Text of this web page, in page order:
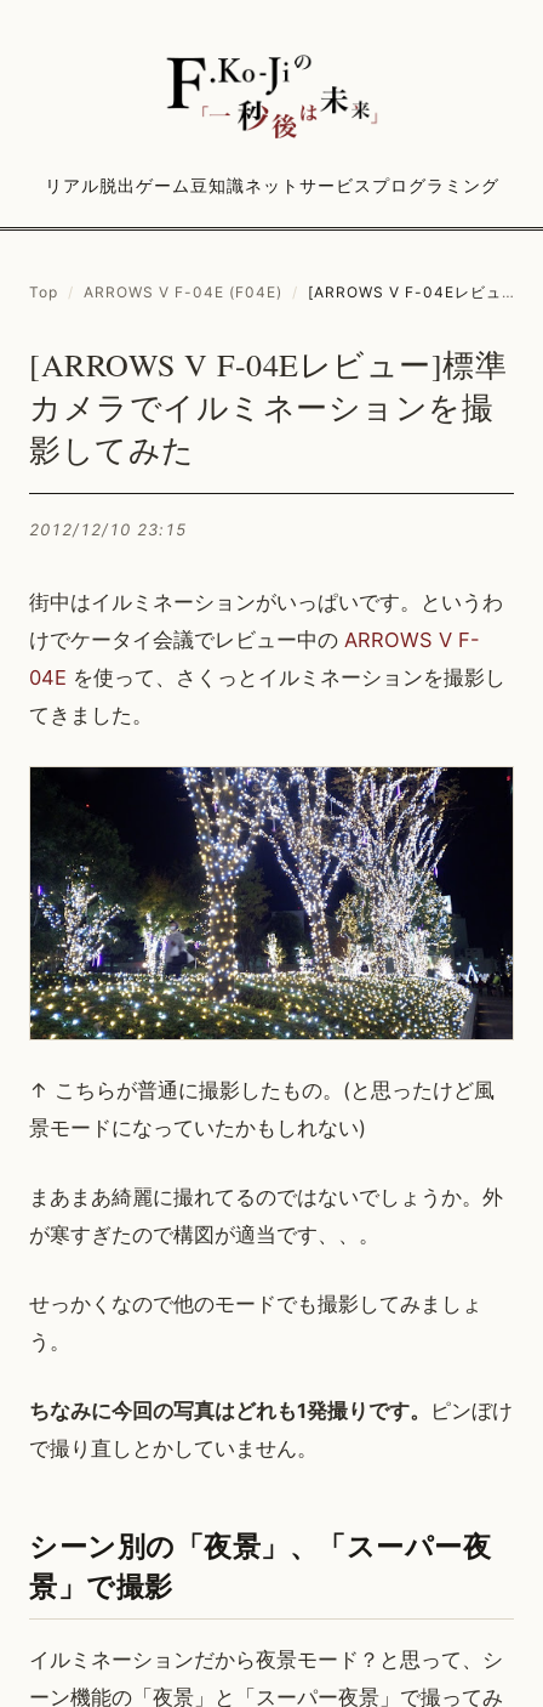
リアル脱出ゲーム豆知識ネットサービス プログラミング
Top / ARROWS V F-04E (F04E) / [ARROWS V F-04Eレビュー]標準カメラでイルミネーションを撮影してみた
[ARROWS V F-04Eレビュー]標準
カメラでイルミネーションを撮
影してみた
2012/12/10 23:15
街中はイルミネーションがいっぱいです。というわ
けでケータイ会議でレビュー中の ARROWS V F-
04E を使って、さくっとイルミネーションを撮影し
てきました。
↑ こちらが普通に撮影したもの。(と思ったけど風
景モードになっていたかもしれない)
まあまあ綺麗に撮れてるのではないでしょうか。外
が寒すぎたので構図が適当です、、。
せっかくなので他のモードでも撮影してみましょ
う。
ちなみに今回の写真はどれも1発撮りです。
ピンぼけ
で撮り直しとかしていません。
シーン別の「夜景」、「スーパー夜
景」で撮影
イルミネーションだから夜景モード？と思って、シ
ーン機能の「夜景」と「スーパー夜景」で撮ってみ